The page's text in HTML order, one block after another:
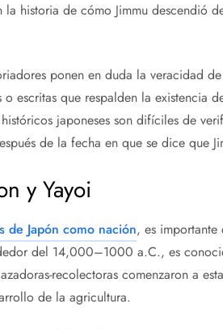
la historia de cómo Jimmu
ponen en duda la veracidad
escritas que respalden la existencia
japoneses son difíciles de
de la fecha en que se dice que
y Yayoi
de Japón como nación, es
del 14,000–1000 a.C., es
recolectoras comenzaron a
de la agricultura.